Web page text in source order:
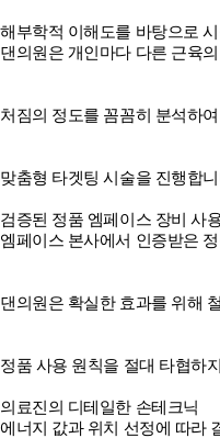
해부학적 이해도를 바탕으로
댄의원은 개인마다 다른 근육
처짐의 정도를 꼼꼼히 분석하
맞춤형 타겟팅 시술을 진행합
검증된 정품 엠페이스 장비 사
엠페이스 본사에서 인증받은
댄의원은 확실한 효과를 위해
정품 사용 원칙을 절대 타협하
의료진의 디테일한 손테크닉
에너지 값과 위치 선정에 따라